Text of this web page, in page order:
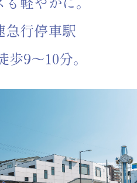
急行停車駅
歩9～10分。